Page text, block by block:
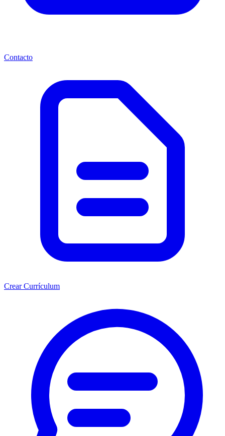
Contacto
Crear Currículum